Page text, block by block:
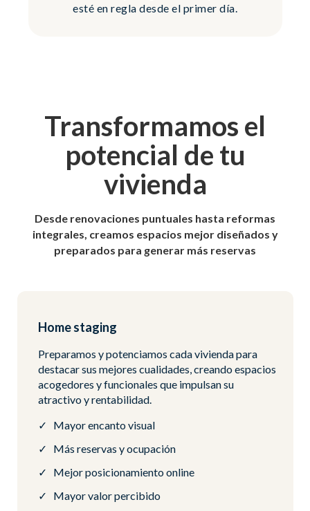
esté en regla desde el primer día.
Transformamos el
potencial de tu
vivienda
Desde renovaciones puntuales hasta reformas
integrales, creamos espacios mejor diseñados y
preparados para generar más reservas
Home staging
Preparamos y potenciamos cada vivienda para
destacar sus mejores cualidades, creando espacios
acogedores y funcionales que impulsan su
atractivo y rentabilidad.
Mayor encanto visual
Más reservas y ocupación
Mejor posicionamiento online
Mayor valor percibido